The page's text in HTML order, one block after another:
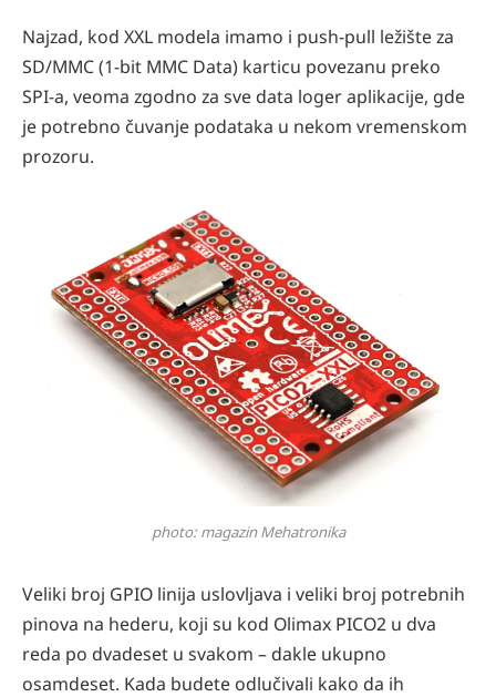
Najzad, kod XXL modela imamo i push-pull ležište za
SD/MMC (1-bit MMC Data) karticu povezanu preko
SPI-a, veoma zgodno za sve data loger aplikacije, gde
je potrebno čuvanje podataka u nekom vremenskom
prozoru.
photo: magazin Mehatronika
Veliki broj GPIO linija uslovljava i veliki broj potrebnih
pinova na hederu, koji su kod Olimax PICO2 u dva
reda po dvadeset u svakom – dakle ukupno
osamdeset. Kada budete odlučivali kako da ih